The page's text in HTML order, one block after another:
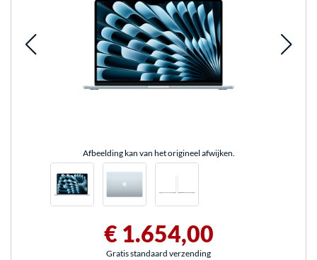
Afbeelding kan van het origineel afwijken.
€ 1.654,00
Gratis standaard verzending